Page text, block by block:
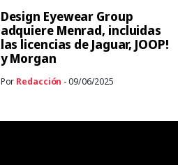
Design Eyewear Group
adquiere Menrad, incluidas
las licencias de Jaguar, JOOP!
y Morgan
Por Redacción - 09/06/2025